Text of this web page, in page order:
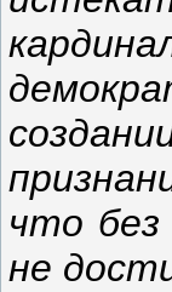
что без
не